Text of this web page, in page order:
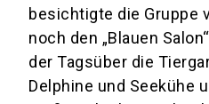
besichtigte die Gruppe
noch den „Blauen
der Tagsüber die
Delphine und Seekühe